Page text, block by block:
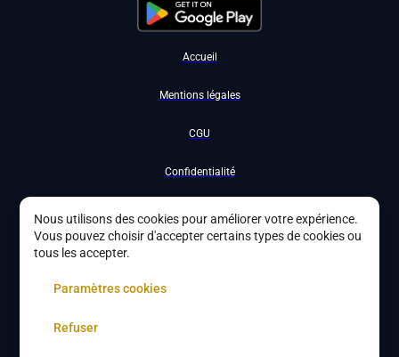
Accueil
Mentions légales
CGU
Confidentialité
Nous utilisons des cookies pour améliorer votre expérience.
Vous pouvez choisir d'accepter certains types de cookies ou
tous les accepter.
Paramètres cookies
Refuser